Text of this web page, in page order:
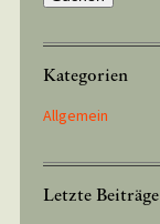
Kategorien
Allgemein
Letzte Beiträge